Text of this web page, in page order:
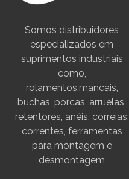
Somos distribuidores
especializados em
suprimentos industriais
como,
rolamentos,mancais,
buchas, porcas, arruelas,
retentores, anéis, correias,
correntes, ferramentas
para montagem e
desmontagem